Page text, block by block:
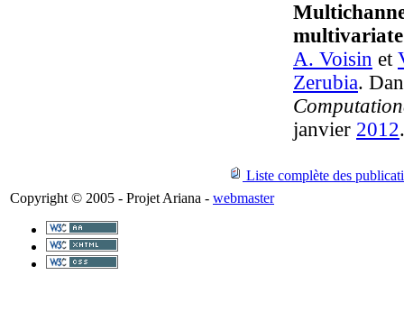
A. Voisin et
Zerubia.
janvier 2012.
Liste complète des
Copyright © 2005 - Projet Ariana - webmaster